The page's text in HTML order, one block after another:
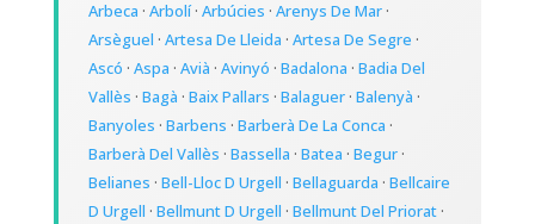
Arbeca · Arbolí· Arbúcies · Arenys De Mar·
Arsèguel · Artesa De Lleida · Artesa De Segre ·
Ascó · Aspa · Avià · Avinyó · Badalona · Badia Del
Vallès · Bagà · Baix Pallars · Balaguer· Balenyà ·
Banyoles · Barbens · Barberà De La Conca ·
Barberà Del Vallès · Bassella · Batea · Begur·
Belianes · Bell-Lloc D Urgell · Bellaguarda · Bellcaire
D Urgell · Bellmunt D Urgell · Bellmunt Del Priorat·